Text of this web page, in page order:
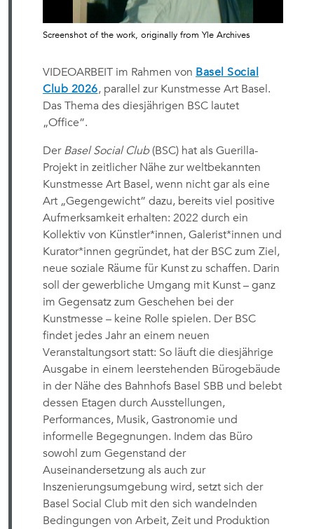
Screenshot of the work, originally from Yle Archives
VIDEOARBEIT im Rahmen von Basel Social
Club 2026, parallel zur Kunstmesse Art Basel.
Das Thema des diesjährigen BSC lautet
„Office”.
Der Basel Social Club(BSC) hat als Guerilla-
Projekt in zeitlicher Nähe zur weltbekannten
Kunstmesse Art Basel, wenn nicht gar als eine
Art „Gegengewicht” dazu, bereits viel positive
Aufmerksamkeit erhalten: 2022 durch ein
Kollektiv von Künstler*innen, Galerist*innen und
Kurator*innen gegründet, hat der BSC zum Ziel,
neue soziale Räume für Kunst zu schaffen. Darin
soll der gewerbliche Umgang mit Kunst – ganz
im Gegensatz zum Geschehen bei der
Kunstmesse – keine Rolle spielen. Der BSC
findet jedes Jahr an einem neuen
Veranstaltungsort statt: So läuft die diesjährige
Ausgabe in einem leerstehenden Bürogebäude
in der Nähe des Bahnhofs Basel SBB und belebt
dessen Etagen durch Ausstellungen,
Performances, Musik, Gastronomie und
informelle Begegnungen. Indem das Büro
sowohl zum Gegenstand der
Auseinandersetzung als auch zur
Inszenierungsumgebung wird, setzt sich der
Basel Social Club mit den sich wandelnden
Bedingungen von Arbeit, Zeit und Produktion